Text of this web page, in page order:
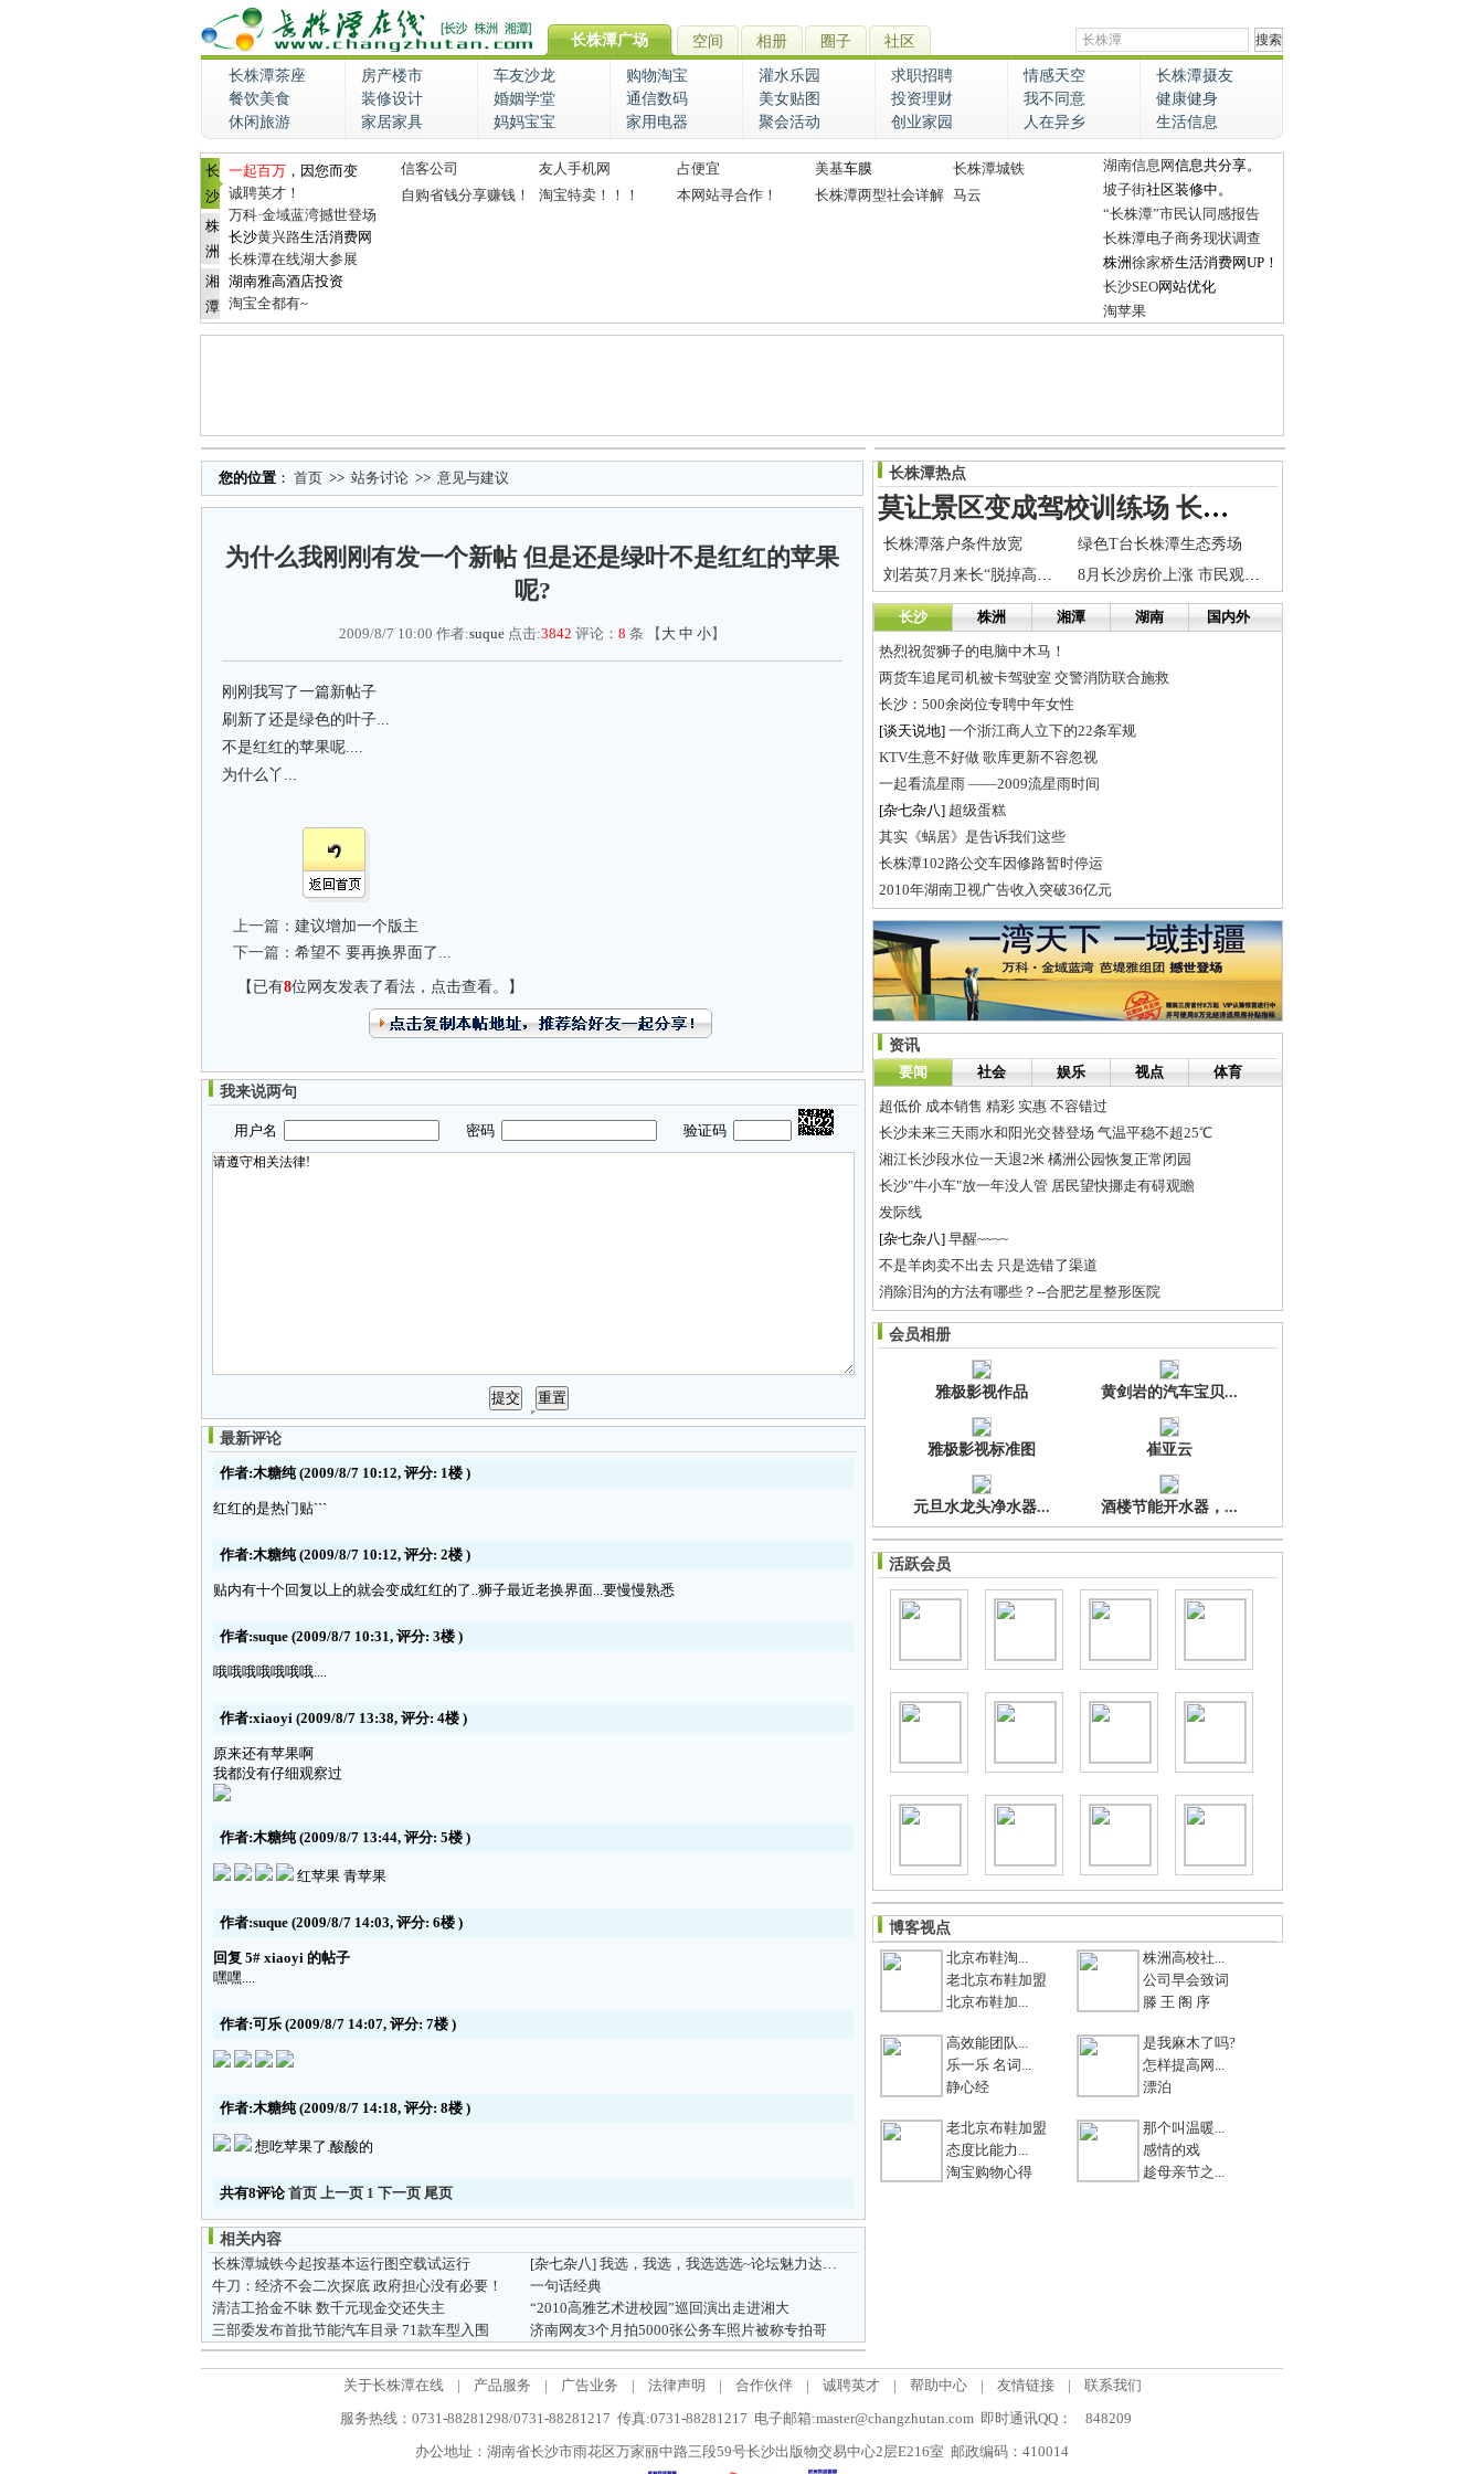
长株潭广场 空间 相册 圈子 社区
长株潭茶座 房产楼市 车友沙龙 购物淘宝 灌水乐园 求职招聘 情感天空
长株潭摄友
餐饮美食
装修设计 婚姻学堂 通信数码 美女贴图 投资理财 我不同意
健康健身
休闲旅游
家居家具 妈妈宝宝 家用电器 聚会活动 创业家园 人在异乡 生活信息
长
沙
株
洲
湘
潭
一起百万 ，因您而变
诚聘英才！
万科·金域蓝湾撼世登场
长沙黄兴路生活消费网
长株潭在线湖大参展
湖南雅高酒店投资
淘宝全都有~
信客公司 友人手机网 占便宜 美基车膜
长株潭城铁
自购省钱分享赚钱！
淘宝特卖！！！ 本网站寻合作！ 长株潭两型社会详解 马云
湖南信息网信息共分享。
坡子街社区装修中。
“长株潭”市民认同感报告
长株潭电子商务现状调查
株洲徐家桥生活消费网UP！
长沙SEO网站优化
淘苹果
您的位置 ： 首页 >> 站务讨论 >> 意见与建议
为什么我刚刚有发一个新帖 但是还是绿叶不是红红的苹果
呢?
2009/8/7 10:00 作者:suque 点击:3842 评论： 8 条 【 大 中 小】
刚刚我写了一篇新帖子
刷新了还是绿色的叶子...
不是红红的苹果呢....
为什么丫...
上一篇： 建议增加一个版主
下一篇： 希望不 要再换界面了...
【已有8位网友发表了看法，点击查看。】
我来说两句
用户名 密码 验证码
最新评论
作者:木糖纯(2009/8/7 10:12, 评分: 1楼 )
红红的是热门贴```
作者:木糖纯(2009/8/7 10:12, 评分: 2楼 )
贴内有十个回复以上的就会变成红红的了..狮子最近老换界面...要慢慢熟悉
作者:suque (2009/8/7 10:31, 评分: 3楼 )
哦哦哦哦哦哦哦....
作者:xiaoyi (2009/8/7 13:38, 评分: 4楼 )
原来还有苹果啊
我都没有仔细观察过
作者:木糖纯(2009/8/7 13:44, 评分: 5楼 )
红苹果 青苹果
作者:suque (2009/8/7 14:03, 评分: 6楼 )
回复 5# xiaoyi 的帖子
嘿嘿....
作者:可乐 (2009/8/7 14:07, 评分: 7楼 )
作者:木糖纯(2009/8/7 14:18, 评分: 8楼 )
想吃苹果了.酸酸的
共有8评论首页 上一页 1 下一页 尾页
相关内容
长株潭城铁今起按基本运行图空载试运行
[杂七杂八]我选，我选，我选选选~论坛魅力达人大比拼~~~
牛刀：经济不会二次探底 政府担心没有必要！
一句话经典
清洁工拾金不昧 数千元现金交还失主
“2010高雅艺术进校园”巡回演出走进湘大
三部委发布首批节能汽车目录 71款车型入围
济南网友3个月拍5000张公务车照片被称专拍哥
长株潭热点
莫让景区变成驾校训练场 长沙市交通局责令其停工
长株潭落户条件放宽
绿色T台长株潭生态秀场
刘若英7月来长“脱掉高跟鞋”
8月长沙房价上涨 市民观望不敢下手成交量下滑
长沙 株洲 湘潭 湖南 国内外
热烈祝贺狮子的电脑中木马！
两货车追尾司机被卡驾驶室 交警消防联合施救
长沙：500余岗位专聘中年女性
[谈天说地] 一个浙江商人立下的22条军规
KTV生意不好做 歌库更新不容忽视
一起看流星雨 ——2009流星雨时间
[杂七杂八] 超级蛋糕
其实《蜗居》是告诉我们这些
长株潭102路公交车因修路暂时停运
2010年湖南卫视广告收入突破36亿元
资讯
要闻
社会 娱乐 视点 体育
超低价 成本销售 精彩 实惠 不容错过
长沙未来三天雨水和阳光交替登场 气温平稳不超25℃
湘江长沙段水位一天退2米 橘洲公园恢复正常闭园
长沙"牛小车"放一年没人管 居民望快挪走有碍观瞻
发际线
[杂七杂八] 早醒~~~~
不是羊肉卖不出去 只是选错了渠道
消除泪沟的方法有哪些？--合肥艺星整形医院
雨花亭站，时尚新商圈辐射长株潭
选车购物还能中奖 10月底，长株潭汽车文化节等你来
会员相册
雅极影视作品 黄剑岩的汽车宝贝...
雅极影视标准图 崔亚云
元旦水龙头净水器... 酒楼节能开水器，...
活跃会员
博客视点
北京布鞋淘...
老北京布鞋加盟
北京布鞋加...
株洲高校社...
公司早会致词
滕 王 阁 序
高效能团队...
乐一乐 名词...
静心经
是我麻木了吗?
怎样提高网...
漂泊
老北京布鞋加盟
态度比能力...
淘宝购物心得
那个叫温暖...
感情的戏
趁母亲节之...
关于长株潭在线 | 产品服务 | 广告业务 | 法律声明 | 合作伙伴 | 诚聘英才 | 帮助中心 | 友情链接 |
联系我们
服务热线：0731-88281298/0731-88281217 传真:0731-88281217 电子邮箱:master@changzhutan.com 即时通讯QQ：
848209
办公地址：湖南省长沙市雨花区万家丽中路三段59号长沙出版物交易中心2层E216室 邮政编码：410014